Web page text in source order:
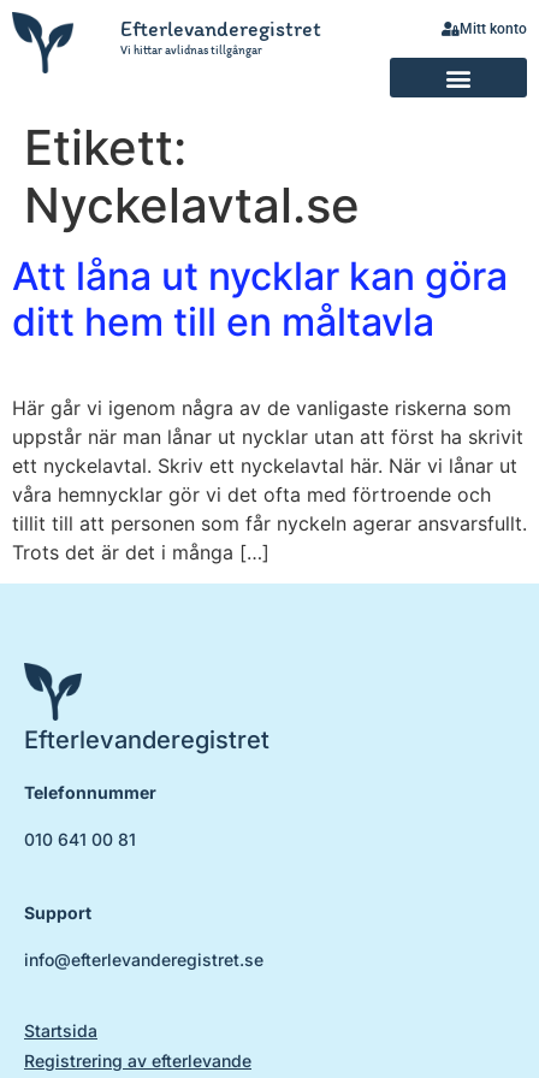
Efterlevanderegistret
Vi hittar avlidnas tillgångar
Mitt konto
Etikett:
Nyckelavtal.se
Att låna ut nycklar kan göra
ditt hem till en måltavla
Här går vi igenom några av de vanligaste riskerna som
uppstår när man lånar ut nycklar utan att först ha skrivit
ett nyckelavtal. Skriv ett nyckelavtal här. När vi lånar ut
våra hemnycklar gör vi det ofta med förtroende och
tillit till att personen som får nyckeln agerar ansvarsfullt.
Trots det är det i många […]
Efterlevanderegistret
Telefonnummer
010 641 00 81
Support
info@efterlevanderegistret.se
Startsida
Registrering av efterlevande